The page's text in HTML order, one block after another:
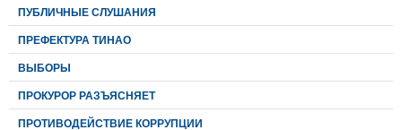
ПУБЛИЧНЫЕ СЛУШАНИЯ
ПРЕФЕКТУРА ТИНАО
ВЫБОРЫ
ПРОКУРОР РАЗЪЯСНЯЕТ
ПРОТИВОДЕЙСТВИЕ КОРРУПЦИИ